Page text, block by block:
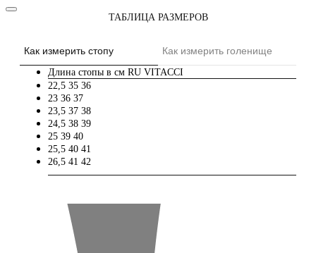
ТАБЛИЦА РАЗМЕРОВ
Как измерить стопу Как измерить голенище
Длина стопы в см RU VITACCI
22,5 35 36
23 36 37
23,5 37 38
24,5 38 39
25 39 40
25,5 40 41
26,5 41 42